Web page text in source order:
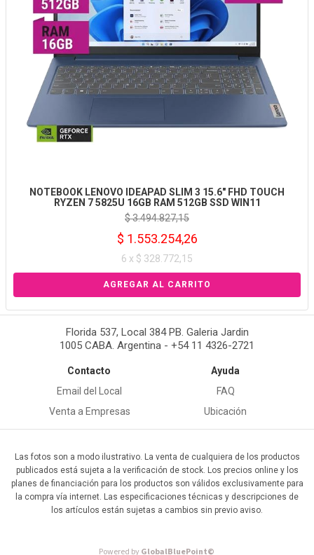
NOTEBOOK LENOVO IDEAPAD SLIM 3 15.6" FHD TOUCH
RYZEN 7 5825U 16GB RAM 512GB SSD WIN11
$ 3.494.827,15
$ 1.553.254,26
6 x $ 328.772,15
Florida 537, Local 384 PB. Galeria Jardin
1005 CABA. Argentina - +54 11 4326-2721
Contacto
Email del Local
Venta a Empresas
Ayuda
FAQ
Ubicación
Las fotos son a modo ilustrativo. La venta de cualquiera de los productos
publicados está sujeta a la verificación de stock. Los precios online y los
planes de financiación para los productos son válidos exclusivamente para
la compra vía internet. Las especificaciones técnicas y descripciones de
los artículos están sujetas a cambios sin previo aviso.
Powered byGlobalBluePoint©